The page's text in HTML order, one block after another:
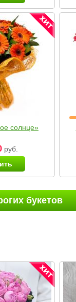
солнце»
руб.
букетов